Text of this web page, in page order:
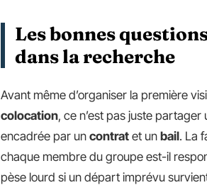
Les bonnes
dans la recherche
Avant même d’organiser la première
colocation, ce n’est pas juste partager
encadrée par un contrat et un bail. La
chaque membre du groupe est-il
pèse lourd si un départ imprévu